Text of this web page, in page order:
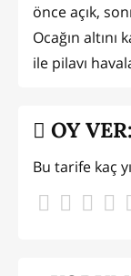
önce açık,
Ocağın
ile pilavı
OY VER:
Bu tarife kaç